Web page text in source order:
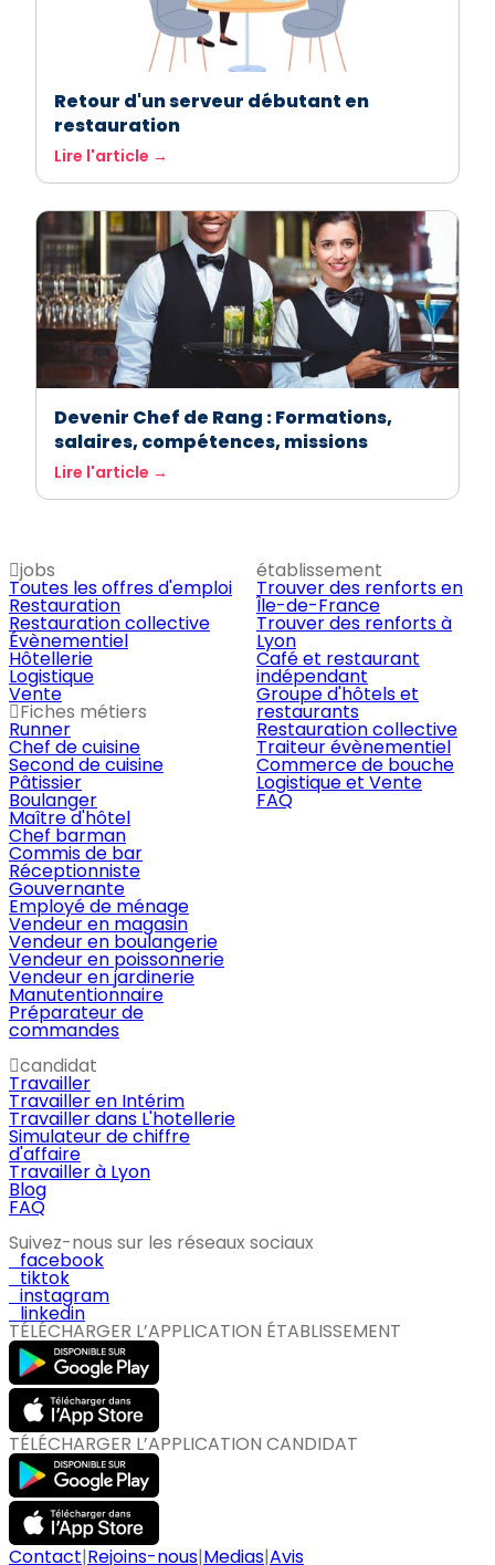
Retour d'un serveur débutant en
restauration
Lire l'article →
Devenir Chef de Rang : Formations,
salaires, compétences, missions
Lire l'article →
jobs
Toutes les offres d'emploi
Restauration
Restauration collective
Évènementiel
Hôtellerie
Logistique
Vente
Fiches métiers
Runner
Chef de cuisine
Second de cuisine
Pâtissier
Boulanger
Maître d'hôtel
Chef barman
Commis de bar
Réceptionniste
Gouvernante
Employé de ménage
Vendeur en magasin
Vendeur en boulangerie
Vendeur en poissonnerie
Vendeur en jardinerie
Manutentionnaire
Préparateur de
commandes
établissement
Trouver des renforts en
Île-de-France
Trouver des renforts à
Lyon
Café et restaurant
indépendant
Groupe d'hôtels et
restaurants
Restauration collective
Traiteur évènementiel
Commerce de bouche
Logistique et Vente
FAQ
candidat
Travailler
Travailler en Intérim
Travailler dans L'hotellerie
Simulateur de chiffre
d'affaire
Travailler à Lyon
Blog
FAQ
Suivez-nous sur les réseaux sociaux
facebook
tiktok
instagram
linkedin
TÉLÉCHARGER L’APPLICATION ÉTABLISSEMENT
TÉLÉCHARGER L’APPLICATION CANDIDAT
Contact|Rejoins-nous|Medias|Avis